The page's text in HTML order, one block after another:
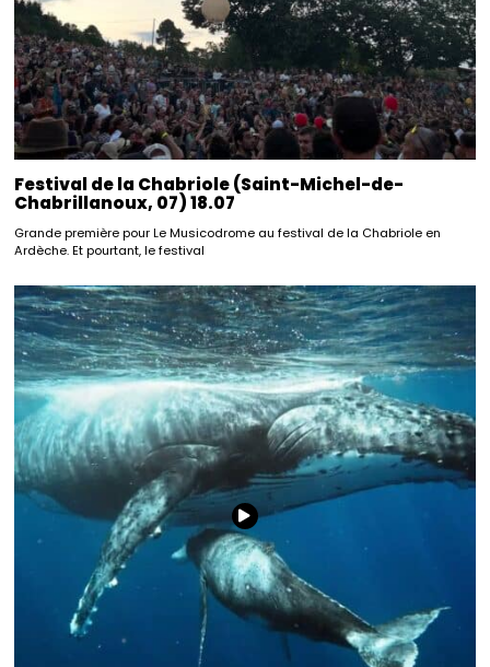
Festival de la Chabriole (Saint-Michel-de-
Chabrillanoux, 07) 18.07
Grande première pour Le Musicodrome au festival de la Chabriole en
Ardèche. Et pourtant, le festival